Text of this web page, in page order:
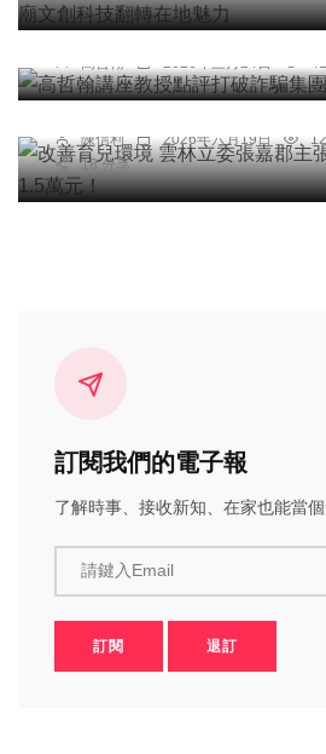
高哲翰講座教授點評打破詐騙
高哲翰 2026年三月24日
改善育兒環境 雲林立委張嘉郡
陳信利 2026年六月19日
18 分享
訂閱我們的電子報
了解時事、接收新知、在家也能當個
請鍵入Email
訂閱 退訂